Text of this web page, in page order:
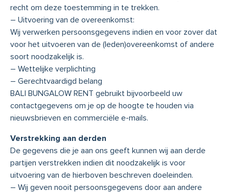
recht om deze toestemming in te trekken.
– Uitvoering van de overeenkomst:
Wij verwerken persoonsgegevens indien en voor zover dat
voor het uitvoeren van de (leden)overeenkomst of andere
soort noodzakelijk is.
– Wettelijke verplichting
– Gerechtvaardigd belang
BALI BUNGALOW RENT gebruikt bijvoorbeeld uw
contactgegevens om je op de hoogte te houden via
nieuwsbrieven en commerciële e-mails.
Verstrekking aan derden
De gegevens die je aan ons geeft kunnen wij aan derde
partijen verstrekken indien dit noodzakelijk is voor
uitvoering van de hierboven beschreven doeleinden.
– Wij geven nooit persoonsgegevens door aan andere